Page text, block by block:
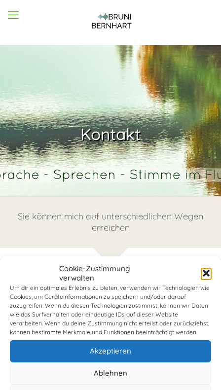
Cookie-Zustimmung
verwalten
Um dir ein optimales Erlebnis zu bieten, verwenden wir Technologien wie
Cookies, um Geräteinformationen zu speichern und/oder darauf
zuzugreifen. Wenn du diesen Technologien zustimmst, können wir Daten
wie das Surfverhalten oder eindeutige IDs auf dieser Website
verarbeiten. Wenn du deine Zustimmung nicht erteilst oder zurückziehst,
können bestimmte Merkmale und Funktionen beeinträchtigt werden.
Akzeptieren
Ablehnen
Kontakt
Sie können mich auf unterschiedlichen Wegen
erreichen
Telefon
0228 422 490 50
Email
mail@logopaedie-bruni-bernhart.de